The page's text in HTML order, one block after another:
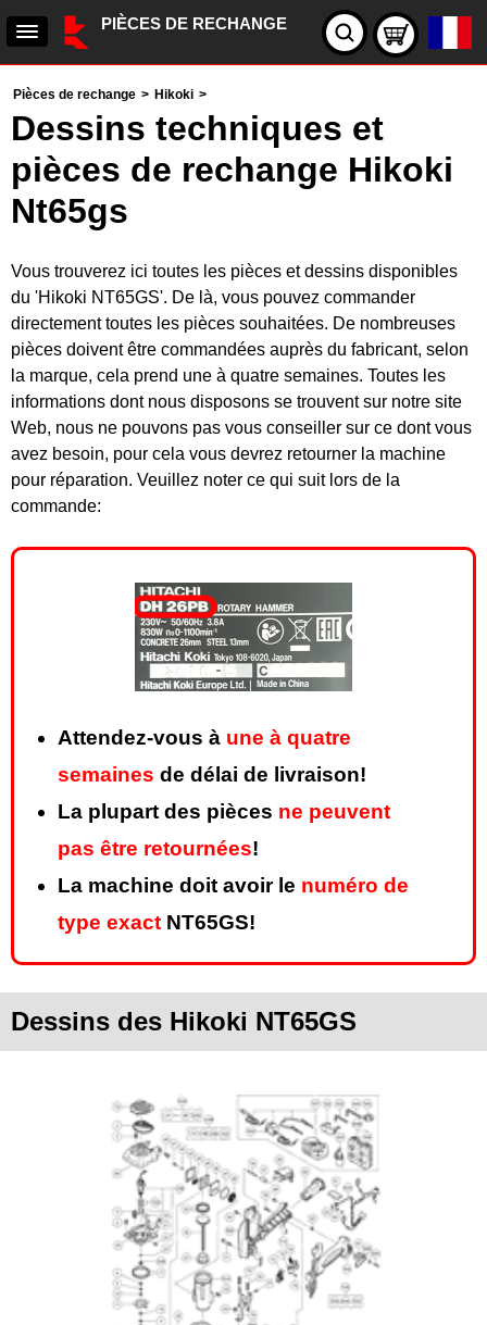
PIÈCES DE RECHANGE
Pièces de rechange > Hikoki >
Dessins techniques et
pièces de rechange Hikoki
Nt65gs
Vous trouverez ici toutes les pièces et dessins disponibles
du 'Hikoki NT65GS'. De là, vous pouvez commander
directement toutes les pièces souhaitées. De nombreuses
pièces doivent être commandées auprès du fabricant, selon
la marque, cela prend une à quatre semaines. Toutes les
informations dont nous disposons se trouvent sur notre site
Web, nous ne pouvons pas vous conseiller sur ce dont vous
avez besoin, pour cela vous devrez retourner la machine
pour réparation. Veuillez noter ce qui suit lors de la
commande:
Attendez-vous à une à quatre
semaines de délai de livraison!
La plupart des pièces ne peuvent
pas être retournées!
La machine doit avoir le numéro de
type exact NT65GS!
Dessins des Hikoki NT65GS